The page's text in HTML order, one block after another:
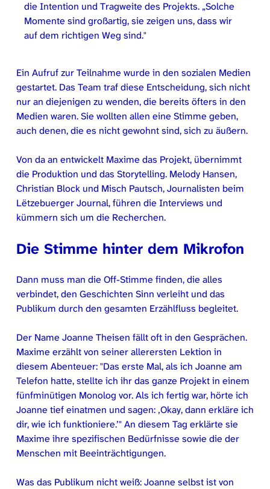
die Intention und Tragweite des Projekts. „Solche
Momente sind großartig, sie zeigen uns, dass wir
auf dem richtigen Weg sind.
Ein Aufruf zur Teilnahme wurde in den sozialen Medien
gestartet. Das Team traf diese Entscheidung, sich nicht
nur an diejenigen zu wenden, die bereits öfters in den
Medien waren. Sie wollten allen eine Stimme geben,
auch denen, die es nicht gewohnt sind, sich zu äußern.
Von da an entwickelt Maxime das Projekt, übernimmt
die Produktion und das Storytelling. Melody Hansen,
Christian Block und Misch Pautsch, Journalisten beim
Lëtzebuerger Journal, führen die Interviews und
kümmern sich um die Recherchen.
Die Stimme hinter dem Mikrofon
Dann muss man die Off-Stimme finden, die alles
verbindet, den Geschichten Sinn verleiht und das
Publikum durch den gesamten Erzählfluss begleitet.
Der Name Joanne Theisen fällt oft in den Gesprächen.
Maxime erzählt von seiner allerersten Lektion in
diesem Abenteuer: Das erste Mal, als ich Joanne am
Telefon hatte, stellte ich ihr das ganze Projekt in einem
fünfminütigen Monolog vor. Als ich fertig war, hörte ich
Joanne tief einatmen und sagen: ‚Okay, dann erkläre ich
dir, wie ich funktioniere.’ An diesem Tag erklärte sie
Maxime ihre spezifischen Bedürfnisse sowie die der
Menschen mit Beeinträchtigungen.
Was das Publikum nicht weiß: Joanne selbst ist von